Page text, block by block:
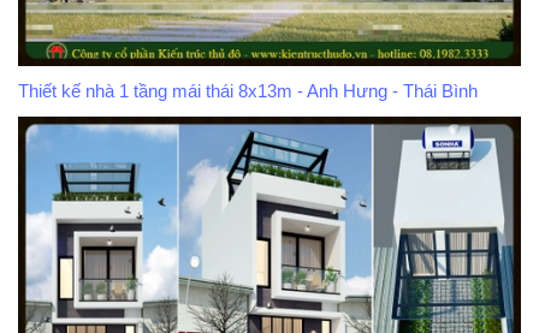
Thiết kế nhà 1 tầng mái thái 8x13m - Anh Hưng - Thái Bình